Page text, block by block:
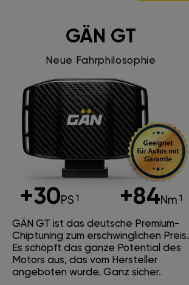
GÄN GT
Neue Fahrphilosophie
+30PS +84Nm
GÄN GT ist das deutsche Premium-
Chiptuning zum erschwinglichen Preis.
Es schöpft das ganze Potential des
Motors aus, das vom Hersteller
angeboten wurde. Ganz sicher.